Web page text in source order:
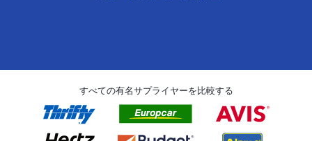
すべての有名サプライヤーを比較する